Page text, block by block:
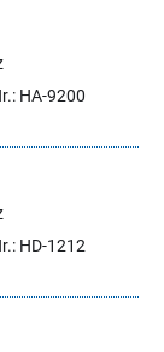
HA-9200
HD-1212